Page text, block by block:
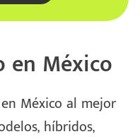
en México
México al mejor
híbridos,